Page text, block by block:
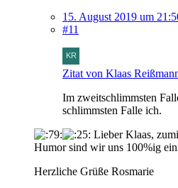
15. August 2019 um
#11
Zitat von Klaas
Im zweitschlimmsten
schlimmsten Falle ich.
Lieber Klaas,
Humor sind wir uns 100%ig
Herzliche Grüße Rosmarie